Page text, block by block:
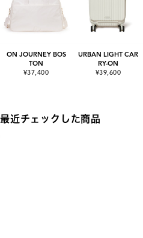
ON JOURNEY BOS
TON
¥37,400
URBAN LIGHT CAR
RY-ON
¥39,600
最近チェックした商品